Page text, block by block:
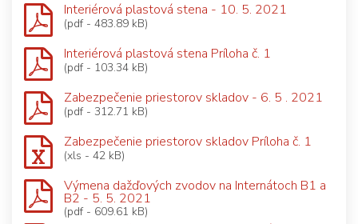
Interiérová plastová stena - 10. 5. 2021
(pdf - 483.89 kB)
Interiérová plastová stena Príloha č. 1
(pdf - 103.34 kB)
Zabezpečenie priestorov skladov - 6. 5 . 2021
(pdf - 312.71 kB)
Zabezpečenie priestorov skladov Príloha č. 1
(xls - 42 kB)
Výmena dažďových zvodov na Internátoch B1 a
B2 - 5. 5. 2021
(pdf - 609.61 kB)